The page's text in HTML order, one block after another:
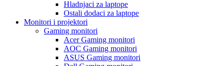
Hladnjaci za laptope
Ostali dodaci za laptope
Monitori i projektori
Gaming monitori
Acer Gaming monitori
AOC Gaming monitori
ASUS Gaming monitori